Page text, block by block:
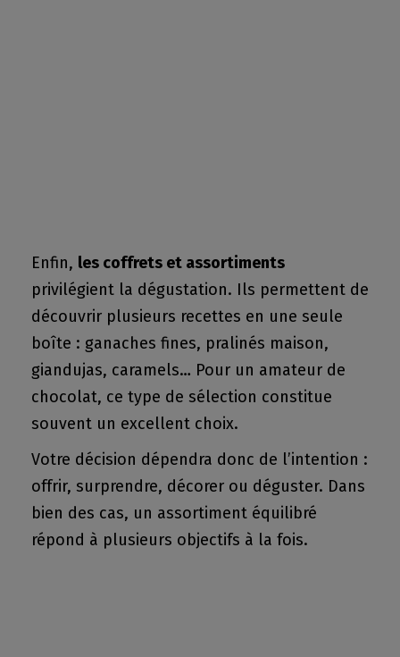
Enfin, les coffrets et assortiments
privilégient la dégustation. Ils permettent de
découvrir plusieurs recettes en une seule
boîte : ganaches fines, pralinés maison,
giandujas, caramels… Pour un amateur de
chocolat, ce type de sélection constitue
souvent un excellent choix.
Votre décision dépendra donc de l’intention :
offrir, surprendre, décorer ou déguster. Dans
bien des cas, un assortiment équilibré
répond à plusieurs objectifs à la fois.